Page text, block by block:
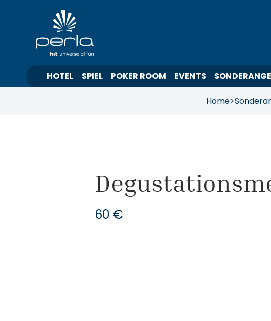
HOTEL SPIEL POKER ROOM EVENTS
Home>
60 €